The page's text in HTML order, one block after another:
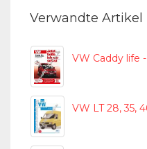
Verwandte Artikel
VW Caddy life
VW LT 28, 35,